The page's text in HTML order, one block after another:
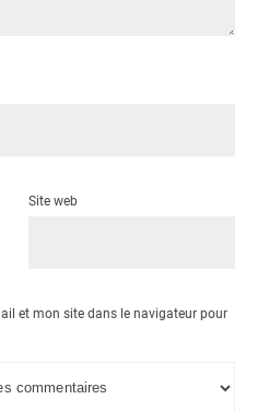
Site web
et mon site dans le navigateur pour